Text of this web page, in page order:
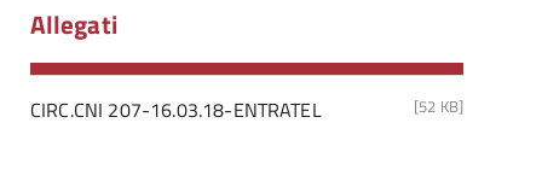
Allegati
CIRC.CNI 207-16.03.18-ENTRATEL [52 KB]